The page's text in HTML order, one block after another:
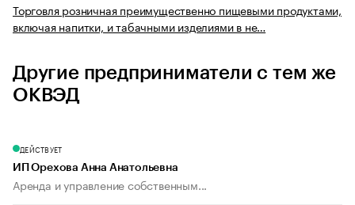
Торговля розничная преимущественно пищевыми продуктами,
включая напитки, и табачными изделиями в не…
Другие предприниматели с тем же
ОКВЭД
ДЕЙСТВУЕТ
ИП Орехова Анна Анатольевна
Аренда и управление собственным...